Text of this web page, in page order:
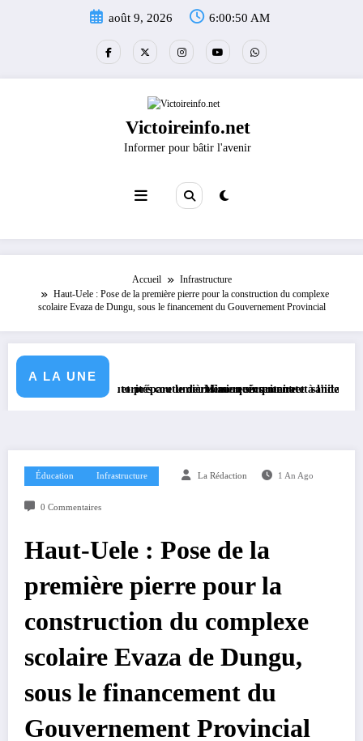
août 9, 2026 6:00:50 AM
Victoireinfo.net
Informer pour bâtir l'avenir
Accueil
Infrastructure
Haut-Uele : Pose de la première pierre pour la construction du complexe
scolaire Evaza de Dungu, sous le financement du Gouvernement Provincial
A LA UNE
S.A et prépare le deuxième quinquennat
les autorités coutumières au recensement et à l’identification de la
Mission sécuritaire et sanitaire : le Gouverneur
Éducation Infrastructure La Rédaction 1 An Ago
0 Commentaires
Haut-Uele : Pose de la
première pierre pour la
construction du complexe
scolaire Evaza de Dungu,
sous le financement du
Gouvernement Provincial